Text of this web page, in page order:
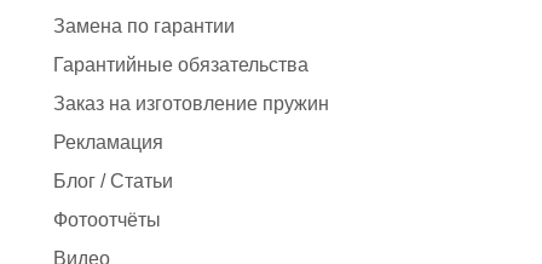
Замена по гарантии
Гарантийные обязательства
Заказ на изготовление пружин
Рекламация
Блог / Статьи
Фотоотчёты
Видео